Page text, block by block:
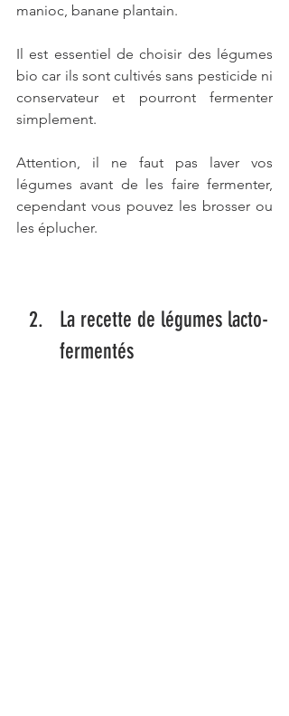
manioc, banane plantain.
Il est essentiel de choisir des légumes
bio car ils sont cultivés sans pesticide ni
conservateur et pourront fermenter
simplement.
Attention, il ne faut pas laver vos
légumes avant de les faire fermenter,
cependant vous pouvez les brosser ou
les éplucher.
La recette de légumes lacto-
fermentés